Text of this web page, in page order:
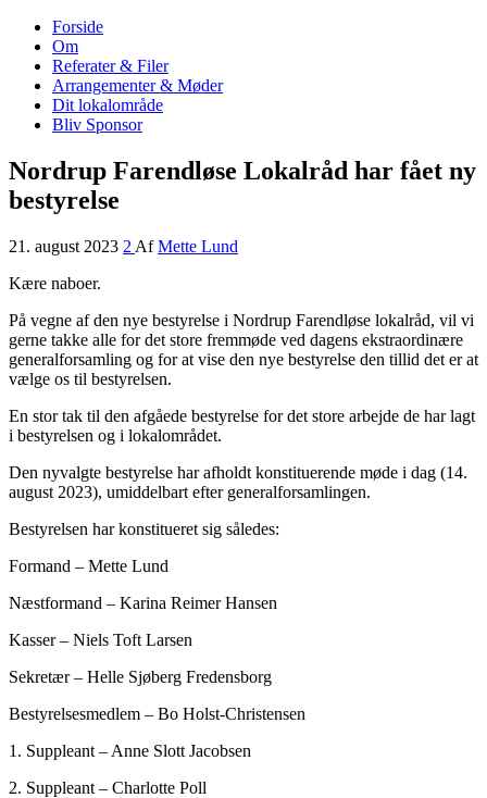
Nordrup Farendløse Lokalråd
Midt i naturen tæt på alt!
Forside
Om
Referater & Filer
Arrangementer & Møder
Dit lokalområde
Bliv Sponsor
Nordrup Farendløse Lokalråd har fået ny
bestyrelse
21. august 2023 2 Af Mette Lund
Kære naboer.
På vegne af den nye bestyrelse i Nordrup Farendløse lokalråd, vil vi
gerne takke alle for det store fremmøde ved dagens ekstraordinære
generalforsamling og for at vise den nye bestyrelse den tillid det er at
vælge os til bestyrelsen.
En stor tak til den afgåede bestyrelse for det store arbejde de har lagt
i bestyrelsen og i lokalområdet.
Den nyvalgte bestyrelse har afholdt konstituerende møde i dag (14.
august 2023), umiddelbart efter generalforsamlingen.
Bestyrelsen har konstitueret sig således:
Formand – Mette Lund
Næstformand – Karina Reimer Hansen
Kasser – Niels Toft Larsen
Sekretær – Helle Sjøberg Fredensborg
Bestyrelsesmedlem – Bo Holst-Christensen
1. Suppleant – Anne Slott Jacobsen
2. Suppleant – Charlotte Poll